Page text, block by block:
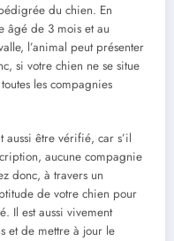
du chien. En
âgé de 3 mois et au
l’animal peut présenter
si votre chien ne se situe
les compagnies
aussi être vérifié, car s’il
aucune compagnie
donc, à travers un
de votre chien pour
Il est aussi vivement
et de mettre à jour le